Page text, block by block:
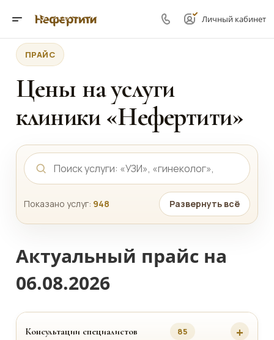
Личный кабинет
ПРАЙС
Цены на услуги
клиники «Нефертити»
Показано услуг: 948 Развернуть всё
Актуальный прайс на
06.08.2026
Консультации специалистов 85